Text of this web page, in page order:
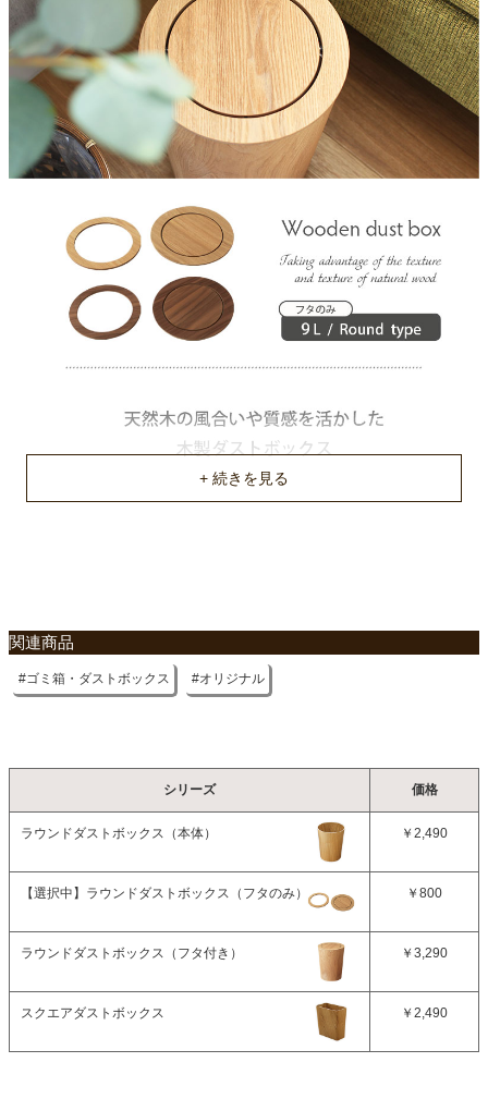
関連商品
ゴミ箱・ダストボックス オリジナル
シリーズ 価格
ラウンドダストボックス（本体） ￥2,490
【選択中】 ラウンドダストボックス（フタのみ） ￥800
ラウンドダストボックス（フタ付き） ￥3,290
スクエアダストボックス ￥2,490